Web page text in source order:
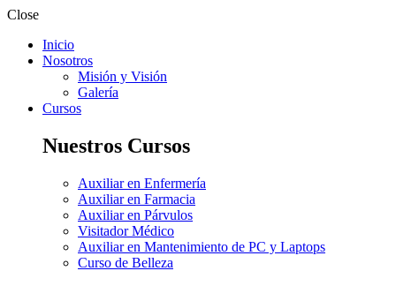
Close
Inicio
Nosotros
Misión y Visión
Galería
Cursos
Nuestros Cursos
Auxiliar en Enfermería
Auxiliar en Farmacia
Auxiliar en Párvulos
Visitador Médico
Auxiliar en Mantenimiento de PC y Laptops
Curso de Belleza